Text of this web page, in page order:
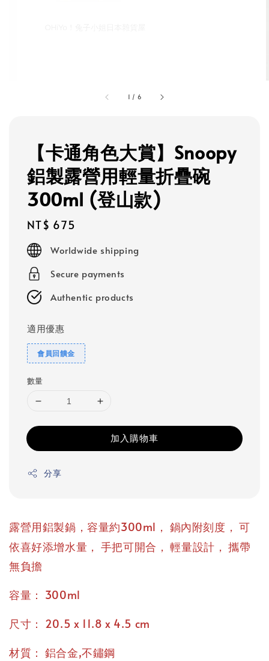
1 / 6
【卡通角色大賞】Snoopy
鋁製露營用輕量折疊碗
300ml (登山款)
Regular
price
NT$ 675
Worldwide shipping
Secure payments
Authentic products
適用優惠
會員回饋金
數量
加入購物車
分享
露營用鋁製鍋，容量約300ml ， 鍋內附刻度 ， 可
依喜好添增水量 ， 手把可開合 ， 輕量設計 ， 攜帶
無負擔
容量 ： 300ml
尺寸 ： 20.5 x 11.8 x 4.5 cm
材質 ： 鋁合金,不鏽鋼